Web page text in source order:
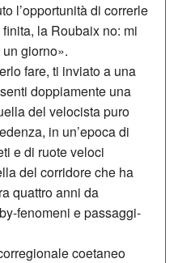
l’opportunità di correrle
la Roubaix no: mi
giorno».
fare, ti inviato a una
doppiamente una
del velocista puro
in un’epoca di
e di ruote veloci
del corridore che ha
quattro anni da
fenomeni e passaggi-
coetaneo